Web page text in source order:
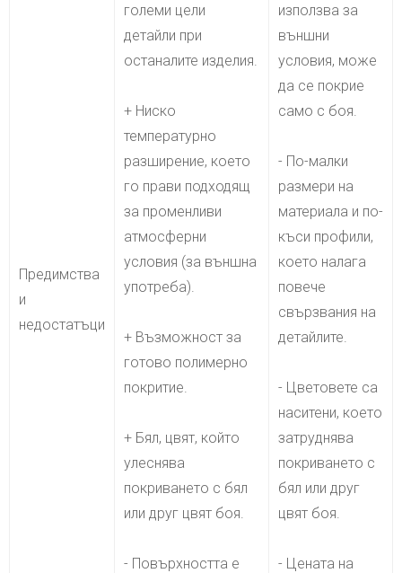
Предимства
и
недостатъци
големи цели
детайли при
останалите изделия.
+ Ниско
температурно
разширение, което
го прави подходящ
за променливи
атмосферни
условия (за външна
употреба).
+ Възможност за
готово полимерно
покритие.
+ Бял, цвят, който
улеснява
покриването с бял
или друг цвят боя.
- Повърхността е
използва за
външни
условия, може
да се покрие
само с боя.
- По-малки
размери на
материала и по-
къси профили,
което налага
повече
свързвания на
детайлите.
- Цветовете са
наситени, което
затруднява
покриването с
бял или друг
цвят боя.
- Цената на